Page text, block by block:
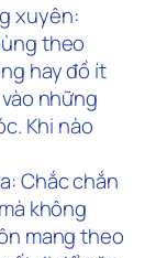
xuyên:
theo
hay đồ ít
những
Khi nào
Chắc chắn
không
mang theo